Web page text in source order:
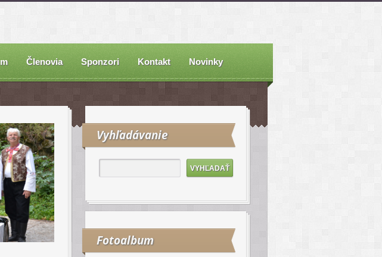
Členovia Sponzori Kontakt Novinky
Vyhľadávanie
Fotoalbum